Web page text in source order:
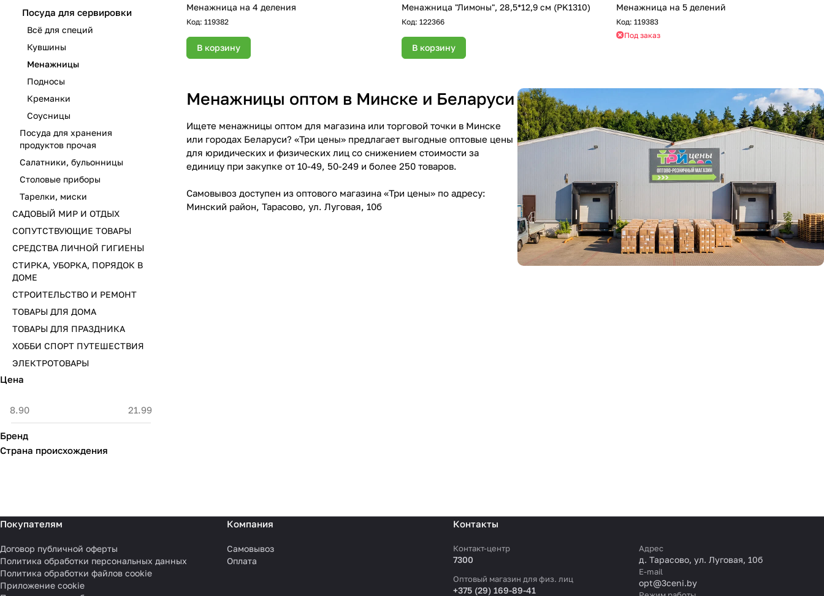
Менажница на 4 деления
Код: 119382
В корзину
Менажница "Лимоны", 28,5*12,9 см (PK1310)
Код: 122366
В корзину
Менажница на 5 делений
Код:119383
Под заказ
Менажницы оптом в Минске и Беларуси
Ищете менажницы оптом для магазина или торговой точки в Минске
или городах Беларуси? «Три цены» предлагает выгодные оптовые цены
для юридических и физических лиц со снижением стоимости за
единицу при закупке от 10-49, 50-249 и более 250 товаров.
Самовывоз доступен из оптового магазина «Три цены» по адресу:
Минский район, Тарасово, ул. Луговая, 10б
Посуда для сервировки
Всё для специй
Кувшины
Менажницы
Подносы
Креманки
Соусницы
Посуда для хранения
продуктов прочая
Салатники, бульонницы
Столовые приборы
Тарелки, миски
САДОВЫЙ МИР И ОТДЫХ
СОПУТСТВУЮЩИЕ ТОВАРЫ
СРЕДСТВА ЛИЧНОЙ ГИГИЕНЫ
СТИРКА, УБОРКА, ПОРЯДОК В
ДОМЕ
СТРОИТЕЛЬСТВО И РЕМОНТ
ТОВАРЫ ДЛЯ ДОМА
ТОВАРЫ ДЛЯ ПРАЗДНИКА
ХОББИ СПОРТ ПУТЕШЕСТВИЯ
ЭЛЕКТРОТОВАРЫ
Цена
Бренд
Страна происхождения
Покупателям
Договор публичной оферты
Политика обработки персональных данных
Политика обработки файлов cookie
Приложение cookie
Компания
Самовывоз
Оплата
Контакты
Контакт-центр
7300
Оптовый магазин для физ. лиц
+375 (29) 169-89-41
Адрес
д. Тарасово, ул. Луговая, 10б
E-mail
opt@3ceni.by